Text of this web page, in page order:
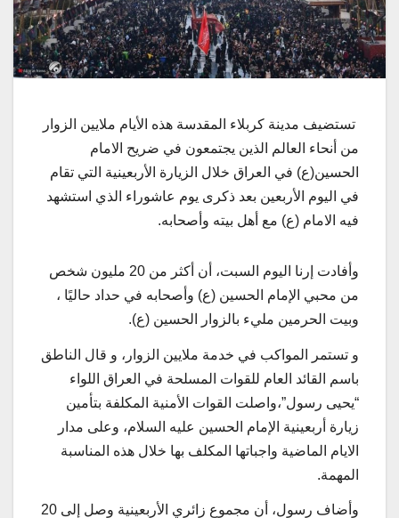
تستضيف مدينة كربلاء المقدسة هذه الأيام ملايين الزوار
من أنحاء العالم الذين يجتمعون في ضريح الامام
الحسين(ع) في العراق خلال الزيارة الأربعينية التي تقام
في اليوم الأربعين بعد ذكرى يوم عاشوراء الذي استشهد
فيه الامام (ع) مع أهل بيته وأصحابه.
وأفادت إرنا اليوم السبت، أن أكثر من 20 مليون شخص
من محبي الإمام الحسين (ع) وأصحابه في حداد حاليًا ،
وبيت الحرمين مليء بالزوار الحسين (ع).
و تستمر المواكب في خدمة ملايين الزوار، و قال الناطق
باسم القائد العام للقوات المسلحة في العراق اللواء
“يحيى رسول”،واصلت القوات الأمنية المكلفة بتأمين
زيارة أربعينية الإمام الحسين عليه السلام، وعلى مدار
الايام الماضية واجباتها المكلف بها خلال هذه المناسبة
المهمة.
وأضاف رسول، أن مجموع زائري الأربعينية وصل إلى 20